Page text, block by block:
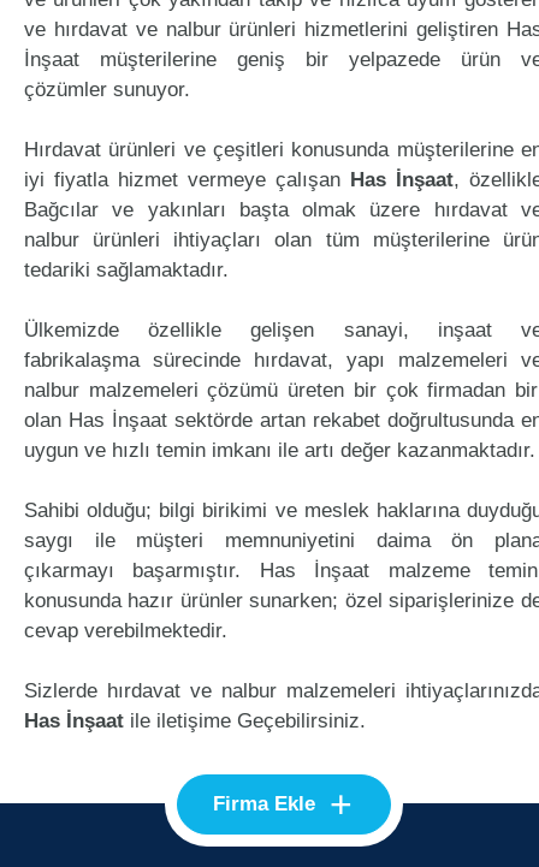
ve hırdavat ve nalbur ürünleri hizmetlerini geliştiren
İnşaat müşterilerine geniş bir yelpazede ürün
çözümler sunuyor.
Hırdavat ürünleri ve çeşitleri konusunda müşterilerine
iyi fiyatla hizmet vermeye çalışan Has İnşaat,
Bağcılar ve yakınları başta olmak üzere hırdavat
nalbur ürünleri ihtiyaçları olan tüm müşterilerine
tedariki sağlamaktadır.
Ülkemizde özellikle gelişen sanayi, inşaat
fabrikalaşma sürecinde hırdavat, yapı malzemeleri
nalbur malzemeleri çözümü üreten bir çok firmadan
olan Has İnşaat sektörde artan rekabet doğrultusunda
uygun ve hızlı temin imkanı ile artı değer kazanmaktadır.
Sahibi olduğu; bilgi birikimi ve meslek haklarına
saygı ile müşteri memnuniyetini daima ön
çıkarmayı başarmıştır. Has İnşaat malzeme
konusunda hazır ürünler sunarken; özel siparişlerinize
cevap verebilmektedir.
Sizlerde hırdavat ve nalbur malzemeleri
Has İnşaat ile iletişime Geçebilirsiniz.
Firma Ekle +